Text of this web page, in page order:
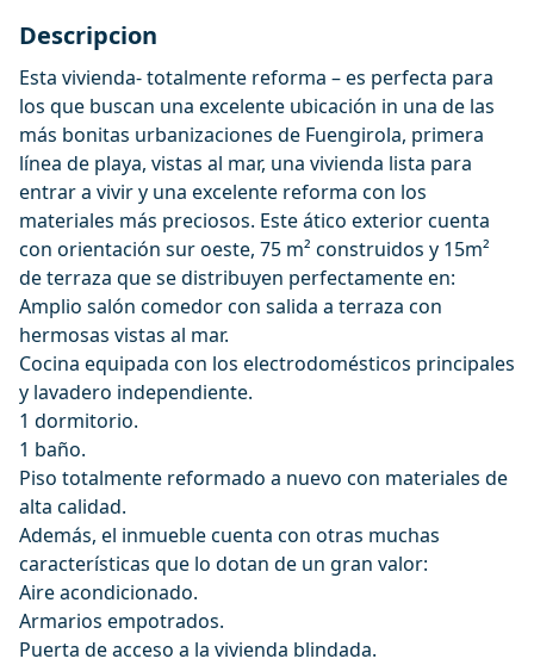
Descripcion
Esta vivienda- totalmente reforma – es perfecta para
los que buscan una excelente ubicación in una de las
más bonitas urbanizaciones de Fuengirola, primera
línea de playa, vistas al mar, una vivienda lista para
entrar a vivir y una excelente reforma con los
materiales más preciosos. Este ático exterior cuenta
con orientación sur oeste, 75 m² construidos y 15m²
de terraza que se distribuyen perfectamente en:
Amplio salón comedor con salida a terraza con
hermosas vistas al mar.
Cocina equipada con los electrodomésticos principales
y lavadero independiente.
1 dormitorio.
1 baño.
Piso totalmente reformado a nuevo con materiales de
alta calidad.
Además, el inmueble cuenta con otras muchas
características que lo dotan de un gran valor:
Aire acondicionado.
Armarios empotrados.
Puerta de acceso a la vivienda blindada.